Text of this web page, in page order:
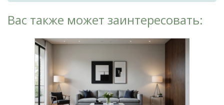
Вас также может заинтересовать: